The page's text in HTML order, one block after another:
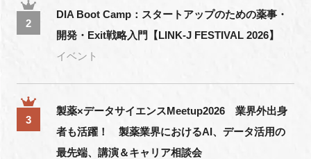
2
DIA Boot Camp：スタートアップのための薬事・
開発・Exit戦略入門【LINK-J FESTIVAL 2026】
イベント
3
製薬×データサイエンスMeetup2026 業界外出身
者も活躍！ 製薬業界におけるAI、データ活用の
最先端、講演＆キャリア相談会